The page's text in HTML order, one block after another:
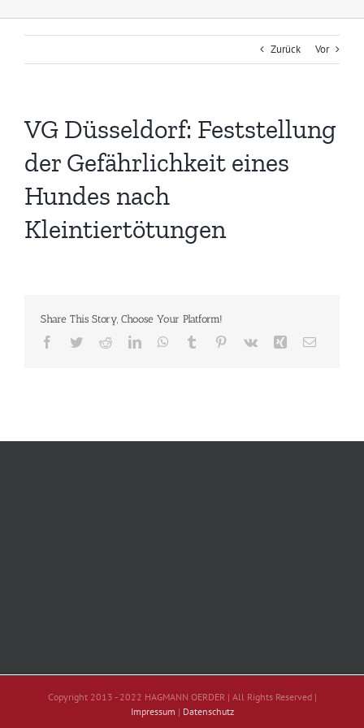
Zurück Vor
VG Düsseldorf: Feststellung
der Gefährlichkeit eines
Hundes nach
Kleintiertötungen
Share This Story, Choose Your Platform!
Facebook
TwitterRedditLinkedInWhatsApp
Tumblr Pinterest
Vk Xing E-
Copyright 2013 - 2022 HAGMANN OERDER | All Rights Reserved |
Impressum | Datenschutz